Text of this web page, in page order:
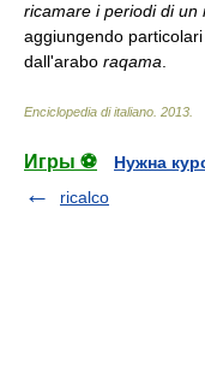
ricamare i periodi di un
aggiungendo
dall'arabo raqama
Enciclopedia di italiano 2013
Игры ⚽
Нужна
ricalco